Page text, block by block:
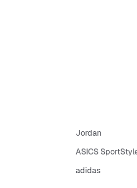
Jordan
ASICS
adidas